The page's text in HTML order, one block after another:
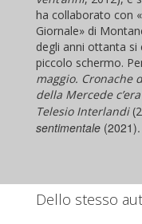
ha collaborato con
Giornale» di
degli anni ottanta
piccolo schermo.
maggio. Cronache
della Mercede
Telesio Interlandi
sentimentale (2021).
Dello stesso